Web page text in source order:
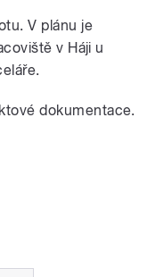
V plánu je
v Háji u
dokumentace.